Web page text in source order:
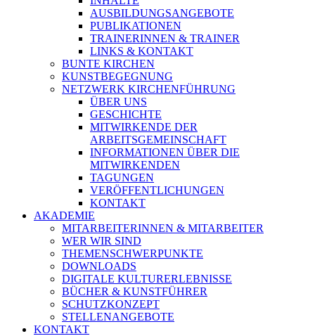
AUSBILDUNGSANGEBOTE
PUBLIKATIONEN
TRAINERINNEN & TRAINER
LINKS & KONTAKT
BUNTE KIRCHEN
KUNSTBEGEGNUNG
NETZWERK KIRCHENFÜHRUNG
ÜBER UNS
GESCHICHTE
MITWIRKENDE DER
ARBEITSGEMEINSCHAFT
INFORMATIONEN ÜBER DIE
MITWIRKENDEN
TAGUNGEN
VERÖFFENTLICHUNGEN
KONTAKT
AKADEMIE
MITARBEITERINNEN & MITARBEITER
WER WIR SIND
THEMENSCHWERPUNKTE
DOWNLOADS
DIGITALE KULTURERLEBNISSE
BÜCHER & KUNSTFÜHRER
SCHUTZKONZEPT
STELLENANGEBOTE
KONTAKT